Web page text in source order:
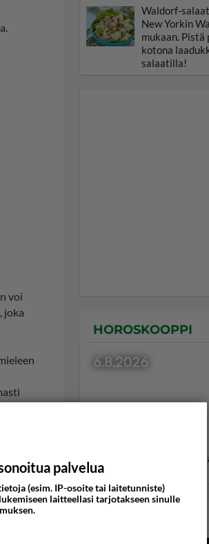
voi
joka
ja
Waldorf-
New Yorkin
mukaan.
kotona
salaatilla!
HOROSKOOPPI
6.8.2026
Valitse oma tähtimerkkisi
horoskooppi!
palvelua
(esim. IP-osoite tai laitetunniste)
laitteellasi tarjotakseen sinulle